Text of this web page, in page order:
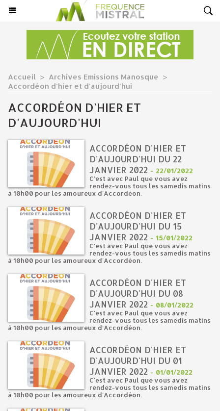
Accueil > Archives Emissions Manosque >
Accordéon d'hier et d'aujourd'hui
ACCORDÉON D'HIER ET
D'AUJOURD'HUI
ACCORDÉON D'HIER ET
D'AUJOURD'HUI DU 22
JANVIER 2022 - 22/01/2022
C'est avec Paul que vous avez
rendez-vous tous les samedis matins
à 10h00 pour les amoureux d'Accordéon.
ACCORDÉON D'HIER ET
D'AUJOURD'HUI DU 15
JANVIER 2022 - 15/01/2022
C'est avec Paul que vous avez
rendez-vous tous les samedis matins
à 10h00 pour les amoureux d'Accordéon.
ACCORDÉON D'HIER ET
D'AUJOURD'HUI DU 08
JANVIER 2022 - 08/01/2022
C'est avec Paul que vous avez
rendez-vous tous les samedis matins
à 10h00 pour les amoureux d'Accordéon.
ACCORDÉON D'HIER ET
D'AUJOURD'HUI DU 01
JANVIER 2022 - 01/01/2022
C'est avec Paul que vous avez
rendez-vous tous les samedis matins
à 10h00 pour les amoureux d'Accordéon.